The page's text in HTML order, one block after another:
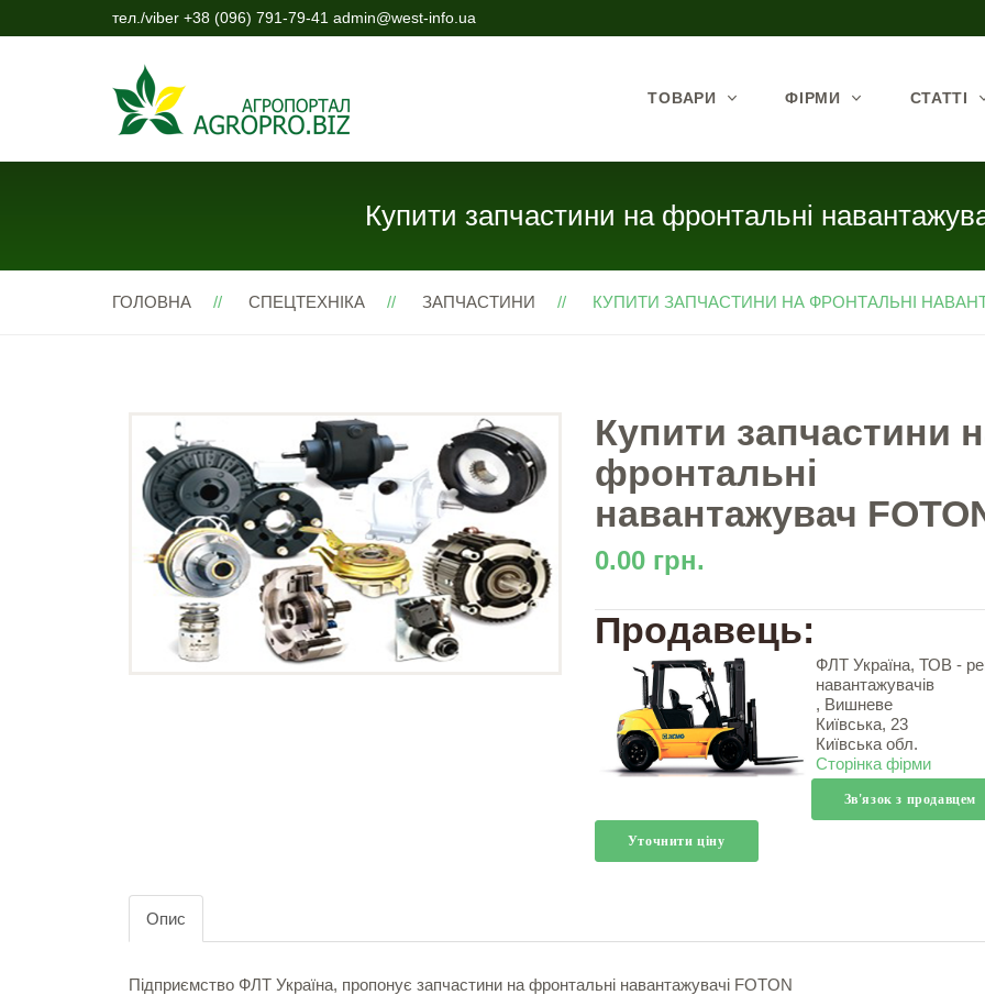
тел./viber +38 (096) 791-79-41 admin@west-info.ua
ТОВАРИ ФІРМИ СТАТТІ
Купити запчастини на фронтальні
ГОЛОВНА СПЕЦТЕХНІКА ЗАПЧАСТИНИ КУПИТИ ЗАПЧАСТИНИ НА ФРОНТАЛЬНІ
Купити запчастини
фронтальні
навантажувач
0.00 грн.
Продавець:
ФЛТ Україна, ТОВ -
навантажувачів
, Вишневе
Київська, 23
Київська обл.
Сторінка фірми
Зв'язок з продавцем
Уточнити ціну
Опис
Підприємство ФЛТ Україна, пропонує запчастини на фронтальні навантажувачі FOTON